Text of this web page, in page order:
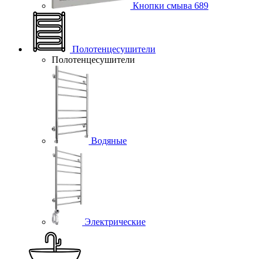
Кнопки смыва 689
Полотенцесушители
Полотенцесушители
Водяные
Электрические